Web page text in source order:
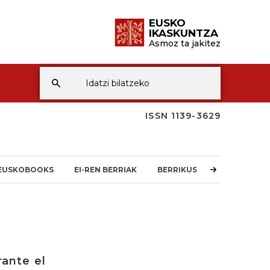
EUSKO
IKASKUNTZA
Asmoz ta jakitez
ISSN 1139-3629
EI-REN BERRIAK BERRIKUSKETAK
el